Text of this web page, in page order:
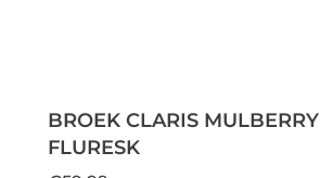
BROEK CLARIS MULBERRY
FLURESK